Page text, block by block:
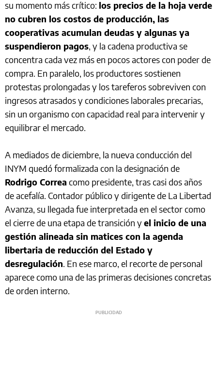
su momento más crítico: los precios de la hoja verde
no cubren los costos de producción, las
cooperativas acumulan deudas y algunas ya
suspendieron pagos, y la cadena productiva se
concentra cada vez más en pocos actores con poder de
compra. En paralelo, los productores sostienen
protestas prolongadas y los tareferos sobreviven con
ingresos atrasados y condiciones laborales precarias,
sin un organismo con capacidad real para intervenir y
equilibrar el mercado.
A mediados de diciembre, la nueva conducción del
INYM quedó formalizada con la designación de
Rodrigo Correa como presidente, tras casi dos años
de acefalía. Contador público y dirigente de La Libertad
Avanza, su llegada fue interpretada en el sector como
el cierre de una etapa de transición yel inicio de una
gestión alineada sin matices con la agenda
libertaria de reducción del Estado y
desregulación. En ese marco, el recorte de personal
aparece como una de las primeras decisiones concretas
de orden interno.